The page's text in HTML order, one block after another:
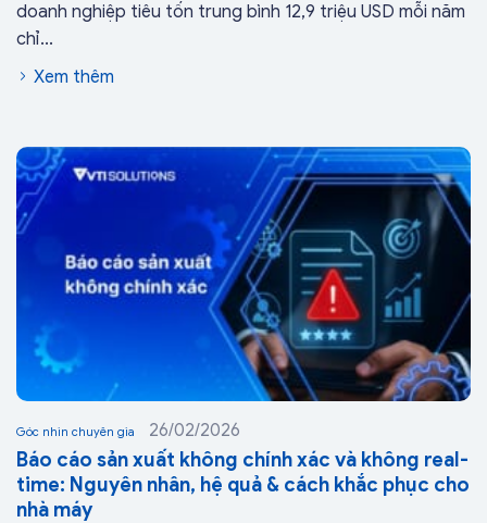
doanh nghiệp tiêu tốn trung bình 12,9 triệu USD mỗi năm
chỉ...
Xem thêm
Góc nhìn chuyên gia 26/02/2026
Báo cáo sản xuất không chính xác và không real-
time: Nguyên nhân, hệ quả & cách khắc phục cho
nhà máy